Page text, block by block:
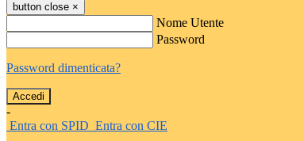
button close ×
Nome Utente
Password
Password dimenticata?
-
Entra con SPID Entra con CIE